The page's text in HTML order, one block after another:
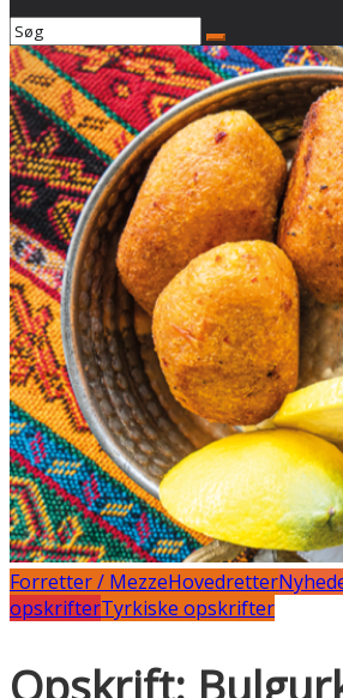
Forretter / MezzeHovedretter
opskrifterTyrkiske opskrifter